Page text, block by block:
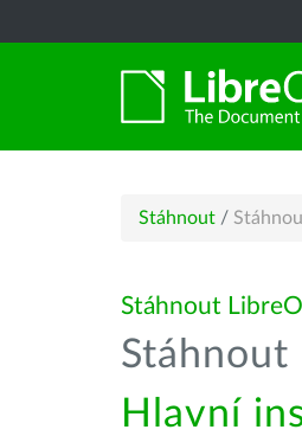
Stáhnout /
Stáhnout
Hlavní